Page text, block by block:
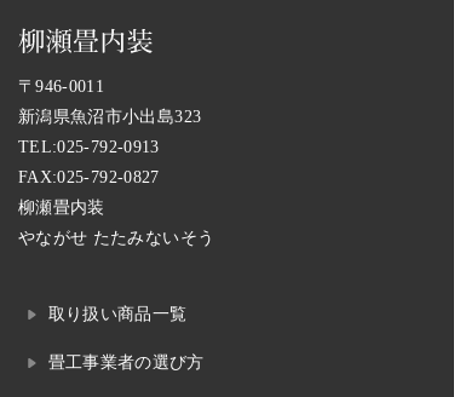
〒946-0011
新潟県魚沼市小出島323
TEL:025-792-0913
FAX:025-792-0827
柳瀬畳内装
やながせ たたみないそう
取り扱い商品一覧
畳工事業者の選び方